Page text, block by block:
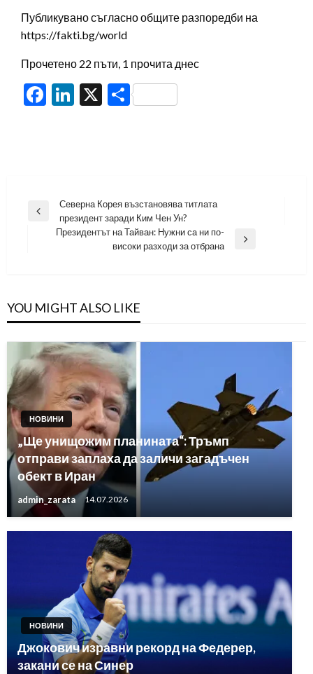
Публикувано съгласно общите разпоредби на
https://fakti.bg/world
Прочетено 22 пъти, 1 прочита днес
Facebook
LinkedIn
X Share
Навигация
Previous
Северна Корея възстановява титлата
президент заради Ким Чен Ун?
Президентът на Тайван: Нужни са ни по-
високи разходи за отбрана
YOU MIGHT ALSO LIKE
НОВИНИ
„Ще унищожим планината“: Тръмп
отправи заплаха да заличи загадъчен
обект в Иран
admin_zarata 14.07.2026
НОВИНИ
Джокович изравни рекорд на Федерер,
закани се на Синер